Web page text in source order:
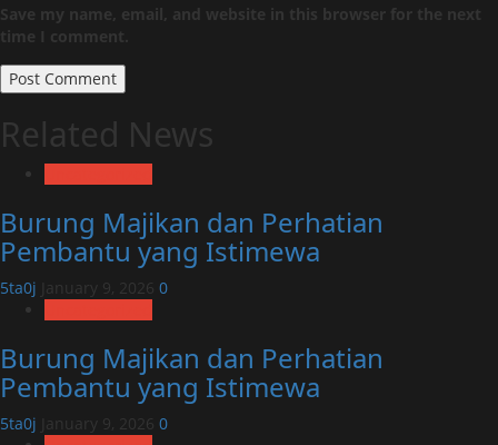
Save my name, email, and website in this browser for the next
time I comment.
Related News
Burung Majikan dan Perhatian
Pembantu yang Istimewa
5ta0j January 9, 2026 0
Burung Majikan dan Perhatian
Pembantu yang Istimewa
5ta0j January 9, 2026 0